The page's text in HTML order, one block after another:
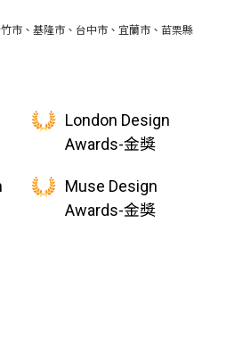
市、基隆市、台中市、宜蘭市、苗栗縣
London Design
Awards-金獎
Muse Design
Awards-金獎